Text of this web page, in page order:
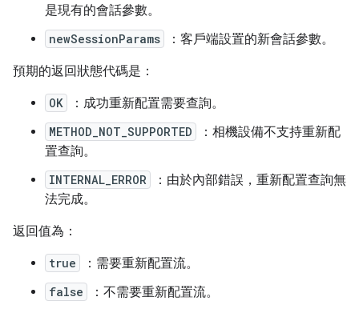
是現有的會話參數。
newSessionParams
：客戶端設置的新會話參數。
預期的返回狀態代碼是：
OK ：成功重新配置需要查詢。
METHOD_NOT_SUPPORTED
：相機設備不支持重新配
置查詢。
INTERNAL_ERROR
：由於內部錯誤，重新配置查詢無
法完成。
返回值為：
true ：需要重新配置流。
false
：不需要重新配置流。